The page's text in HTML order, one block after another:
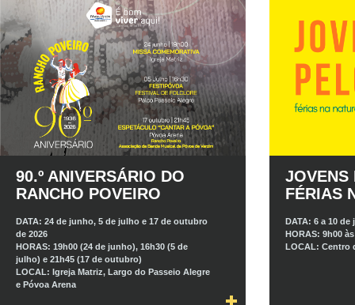
90.º ANIVERSÁRIO DO
RANCHO POVEIRO
DATA: 24 de junho, 5 de julho e 17 de outubro
de 2026
HORAS: 19h00 (24 de junho), 16h30 (5 de
julho) e 21h45 (17 de outubro)
LOCAL: Igreja Matriz, Largo do Passeio Alegre
e Póvoa Arena
FÉRIAS
DATA: 6 a 10 de
HORAS: 9h00
LOCAL: Centro